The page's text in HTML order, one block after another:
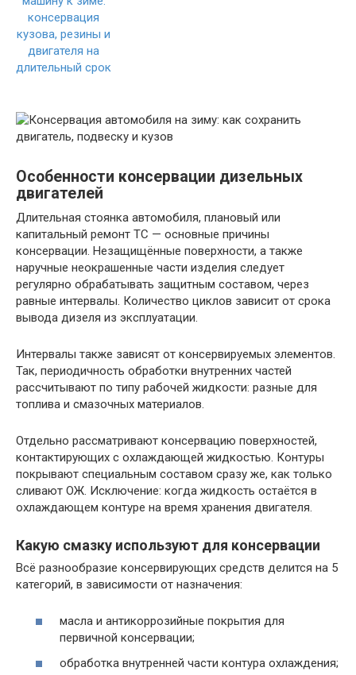
Особенности консервации дизельных
двигателей
Длительная стоянка автомобиля, плановый или
капитальный ремонт ТС — основные причины
консервации. Незащищённые поверхности, а также
наручные неокрашенные части изделия следует
регулярно обрабатывать защитным составом, через
равные интервалы. Количество циклов зависит от срока
вывода дизеля из эксплуатации.
Интервалы также зависят от консервируемых элементов.
Так, периодичность обработки внутренних частей
рассчитывают по типу рабочей жидкости: разные для
топлива и смазочных материалов.
Отдельно рассматривают консервацию поверхностей,
контактирующих с охлаждающей жидкостью. Контуры
покрывают специальным составом сразу же, как только
сливают ОЖ. Исключение: когда жидкость остаётся в
охлаждающем контуре на время хранения двигателя.
Какую смазку используют для консервации
Всё разнообразие консервирующих средств делится на 5
категорий, в зависимости от назначения:
масла и антикоррозийные покрытия для
первичной консервации;
обработка внутренней части контура охлаждения;